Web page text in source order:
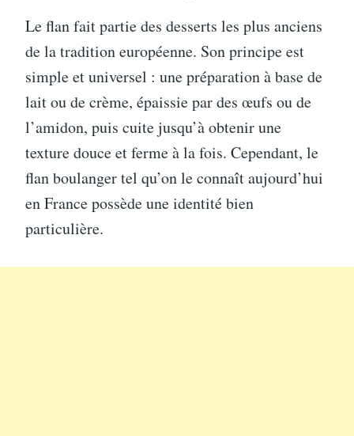
Le flan fait partie des desserts les plus anciens
de la tradition européenne. Son principe est
simple et universel : une préparation à base de
lait ou de crème, épaissie par des œufs ou de
l’amidon, puis cuite jusqu’à obtenir une
texture douce et ferme à la fois. Cependant, le
flan boulanger tel qu’on le connaît aujourd’hui
en France possède une identité bien
particulière.